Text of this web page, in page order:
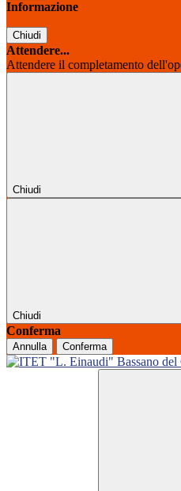
Informazione
Chiudi
Attendere...
Attendere il completamento
Chiudi
Chiudi
Conferma
Annulla Conferma